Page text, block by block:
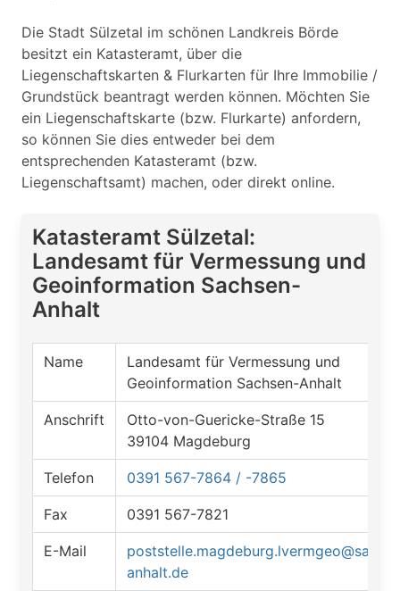
Die Stadt Sülzetal im schönen Landkreis Börde
besitzt ein Katasteramt, über die
Liegenschaftskarten & Flurkarten für Ihre Immobilie /
Grundstück beantragt werden können. Möchten Sie
ein Liegenschaftskarte (bzw. Flurkarte) anfordern,
so können Sie dies entweder bei dem
entsprechenden Katasteramt (bzw.
Liegenschaftsamt) machen, oder direkt online.
Katasteramt Sülzetal:
Landesamt für Vermessung und
Geoinformation Sachsen-
Anhalt
Name
Landesamt für Vermessung und
Geoinformation Sachsen-Anhalt
Anschrift
Otto-von-Guericke-Straße 15
39104 Magdeburg
Telefon 0391 567-7864 / -7865
Fax 0391 567-7821
E-Mail
anhalt.de